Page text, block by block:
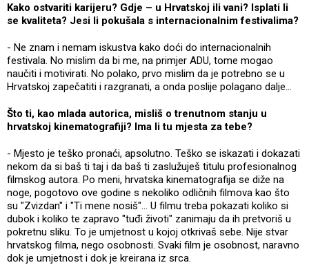
Kako ostvariti karijeru? Gdje – u Hrvatskoj ili vani? Isplati li
se kvaliteta? Jesi li pokušala s internacionalnim festivalima?
- Ne znam i nemam iskustva kako doći do internacionalnih
festivala. No mislim da bi me, na primjer ADU, tome mogao
naučiti i motivirati. No polako, prvo mislim da je potrebno se u
Hrvatskoj zapečatiti i razgranati, a onda poslije polagano dalje...
Što ti, kao mlada autorica, misliš o trenutnom stanju u
hrvatskoj kinematografiji? Ima li tu mjesta za tebe?
- Mjesto je teško pronaći, apsolutno. Teško se iskazati i dokazati
nekom da si baš ti taj i da baš ti zaslužuješ titulu profesionalnog
filmskog autora. Po meni, hrvatska kinematografija se diže na
noge, pogotovo ove godine s nekoliko odličnih filmova kao što
su "Zvizdan" i "Ti mene nosiš"... U filmu treba pokazati koliko si
dubok i koliko te zapravo "tuđi životi" zanimaju da ih pretvoriš u
pokretnu sliku. To je umjetnost u kojoj otkrivaš sebe. Nije stvar
hrvatskog filma, nego osobnosti. Svaki film je osobnost, naravno
dok je umjetnost i dok je kreirana iz srca.